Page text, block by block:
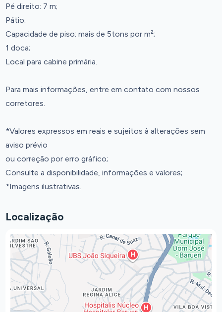
Pé direito: 7 m;
Pátio:
Capacidade de piso: mais de 5tons por m²;
1 doca;
Local para cabine primária.
Para mais informações, entre em contato com nossos
corretores.
*Valores expressos em reais e sujeitos à alterações sem
aviso prévio
ou correção por erro gráfico;
Consulte a disponibilidade, informações e valores;
*Imagens ilustrativas.
Localização